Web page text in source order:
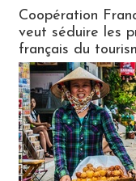
Coopération
veut séduire les
français du